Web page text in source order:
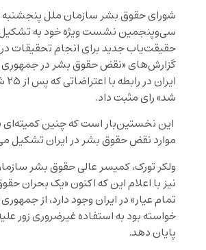
سی‌وپنجمین نشست ویژه خود به
حقیقت‌یاب جدید برای انجام تحقیقات
گزارش‌های «نقض حقوق بشر در جمهوری
شد» رای مثبت داد.
این نخستین‌بار است که چنین کمیته‌ای
موارد نقض حقوق بشر در ایران تشکیل
ولکر تورک، کمیسر عالی حقوق بشر
نیز با اعلام این که اکنون «یک بحران
تمام عیار» در ایران وجود دارد، از
خواسته بود به استفاده غیرضروری زور
پایان دهد.